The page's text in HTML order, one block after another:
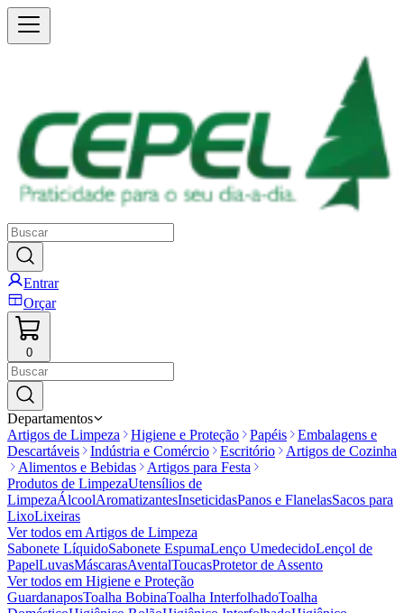
Entrar
Orçar
0
Departamentos
Artigos de Limpeza
Higiene e Proteção Papéis
Embalagens e
Descartáveis
Indústria e Comércio Escritório
Artigos de Cozinha
Alimentos e Bebidas
Artigos para Festa
Produtos de LimpezaUtensílios de
LimpezaÁlcoolAromatizantesInseticidasPanos e FlanelasSacos para
LixoLixeiras
Ver todos em Artigos de Limpeza
Sabonete LíquidoSabonete EspumaLenço UmedecidoLençol de
PapelLuvasMáscarasAventalToucasProtetor de Assento
Ver todos em Higiene e Proteção
GuardanaposToalha BobinaToalha InterfolhadoToalha